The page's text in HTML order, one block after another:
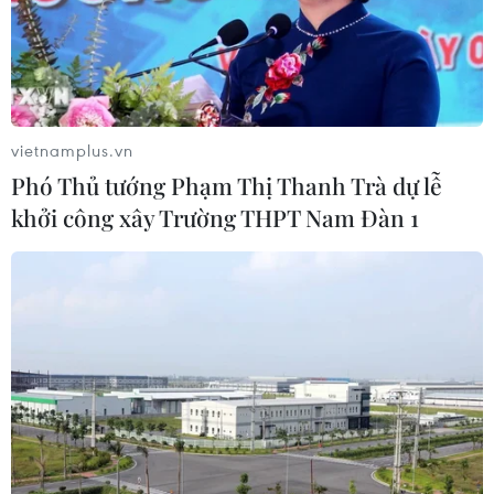
Dấu mốc quan trọng trong quan hệ
Việt Nam-Australia
06/08/2026 08:29
Hàn Quốc tăng cường giải pháp
ngăn chặn đánh bạc trực tuyến trong
quân đội
Tổng Bí thư, Chủ tịch nước Tô Lâm
sẽ thăm cấp Nhà nước tới Australia và
New Zealand
06/08/2026 04:30
vietnamplus.vn
Phó Thủ tướng Phạm Thị Thanh Trà dự lễ
khởi công xây Trường THPT Nam Đàn 1